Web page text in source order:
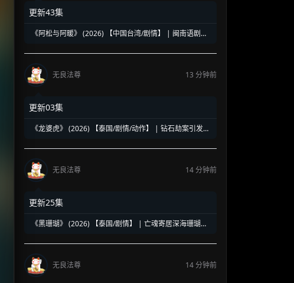
更新43集
《阿松与阿暖》 (2026) 【中国台湾/剧情】 | 闽南语剧视
无良法尊 13 分钟前
更新03集
《龙婆虎》 (2026) 【泰国/剧情/动作】 | 钻石劫案引发的
无良法尊 14 分钟前
更新25集
《黑珊瑚》 (2026) 【泰国/剧情】 | 亡魂寄居深海珊瑚的
无良法尊 14 分钟前